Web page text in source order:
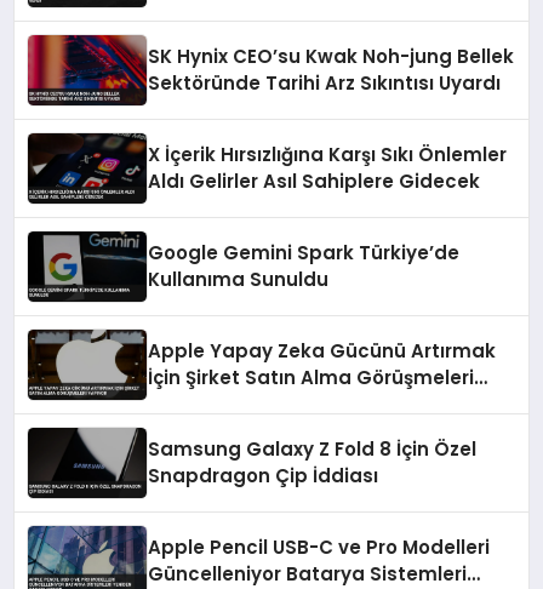
SK Hynix CEO’su Kwak Noh-jung Bellek
Sektöründe Tarihi Arz Sıkıntısı Uyardı
X İçerik Hırsızlığına Karşı Sıkı Önlemler
Aldı Gelirler Asıl Sahiplere Gidecek
Google Gemini Spark Türkiye’de
Kullanıma Sunuldu
Apple Yapay Zeka Gücünü Artırmak
İçin Şirket Satın Alma Görüşmeleri
Samsung Galaxy Z Fold 8 İçin Özel
Snapdragon Çip İddiası
Apple Pencil USB-C ve Pro Modelleri
Güncelleniyor Batarya Sistemleri